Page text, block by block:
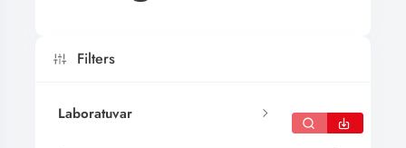
Filters
Laboratuvar